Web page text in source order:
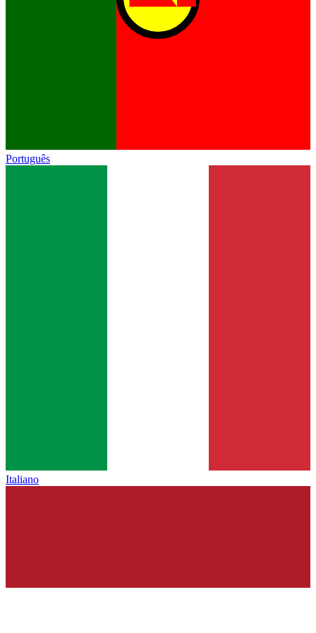
Português
Italiano